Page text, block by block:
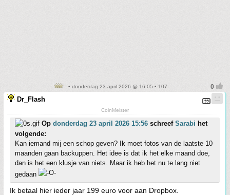
• donderdag 23 april 2026 @ 16:05 • 107
Dr_Flash
CoinMeister
Op donderdag 23 april 2026 15:56 schreef Sarabi het
volgende:
Kan iemand mij een schop geven? Ik moet fotos van de laatste 10
maanden gaan backuppen. Het idee is dat ik het elke maand doe,
dan is het een klusje van niets. Maar ik heb het nu te lang niet
gedaan
Ik betaal hier ieder jaar 199 euro voor aan Dropbox.